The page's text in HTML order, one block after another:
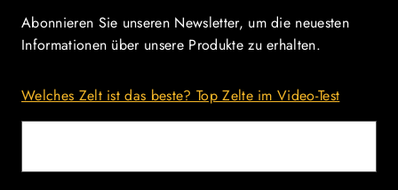
Abonnieren Sie unseren Newsletter, um die neuesten
Informationen über unsere Produkte zu erhalten.
Welches Zelt ist das beste? Top Zelte im Video-Test